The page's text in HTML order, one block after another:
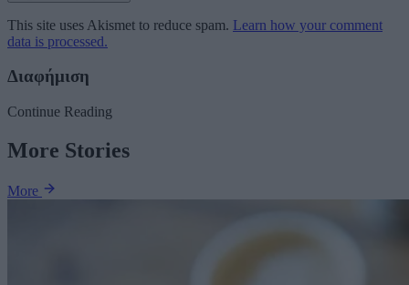
This site uses Akismet to reduce spam. Learn how your comment
data is processed.
Διαφήμιση
Continue Reading
More Stories
More